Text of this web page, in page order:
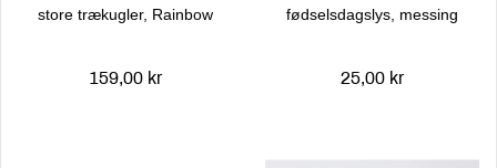
store trækugler, Rainbow
159,00 kr
fødselsdagslys, messing
25,00 kr